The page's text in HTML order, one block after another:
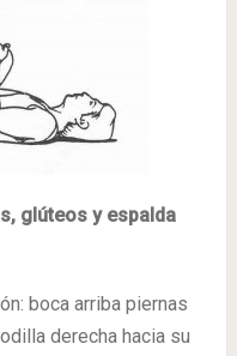
glúteos y espalda
boca arriba piernas
derecha hacia su